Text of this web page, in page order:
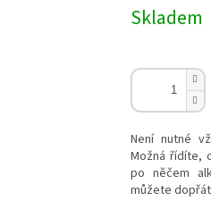
cena:
Skladem
Není nutné
Možná řídíte,
po něčem
můžete